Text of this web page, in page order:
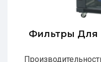
Фильтры Для